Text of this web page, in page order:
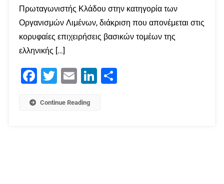
Πρωταγωνιστής Κλάδου στην κατηγορία των
Οργανισμών Λιμένων, διάκριση που απονέμεται στις
κορυφαίες επιχειρήσεις βασικών τομέων της
ελληνικής […]
Facebook
Twitter Email LinkedIn
Continue Reading